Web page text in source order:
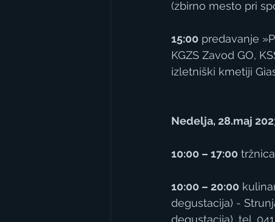
(zbirno mesto pri
15:00 predavanje
KGZS Zavod GO,
izletniški kmetiji
Nedelja, 28.maj
10:00 – 17:00
10:00 – 20:00
degustacija) -
degustacija), tel.